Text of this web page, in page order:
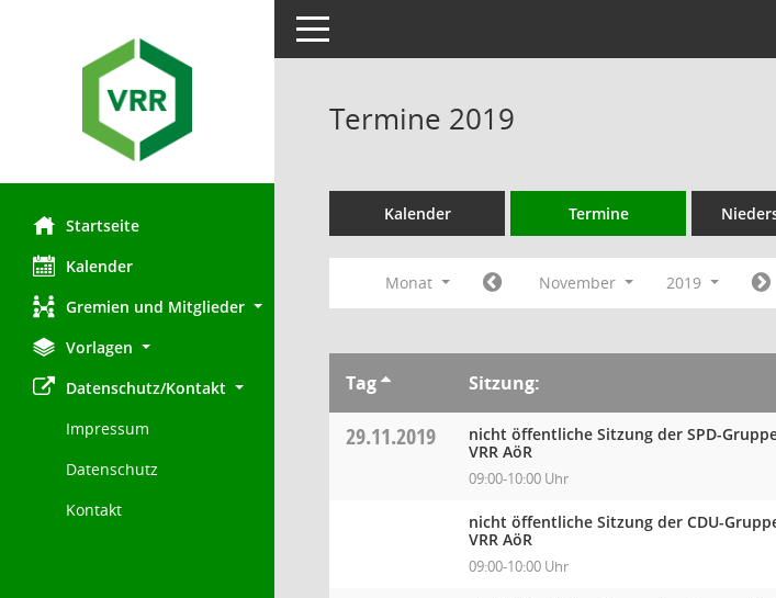
Startseite
Kalender
Gremien und Mitglieder
Vorlagen
Datenschutz/Kontakt
Impressum
Datenschutz
Kontakt
Toggle navigation
Termine 2019
Kalender Termine
Monat November 2019
Tag Sitzung:
29.11.2019
nicht öffentliche Sitzung der SPD-
VRR AöR
09:00-10:00 Uhr
nicht öffentliche Sitzung der CDU-
VRR AöR
09:00-10:00 Uhr